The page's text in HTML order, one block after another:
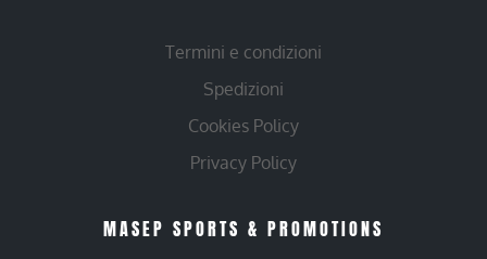
Termini e condizioni
Spedizioni
Cookies Policy
Privacy Policy
MASEP SPORTS & PROMOTIONS